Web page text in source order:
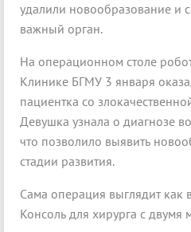
удалили новообразование и
важный орган.
На операционном столе
Клинике БГМУ 3 января
пациентка со
Девушка узнала о диагнозе
что позволило выявить
стадии развития.
Сама операция выглядит как
Консоль для хирурга с двумя